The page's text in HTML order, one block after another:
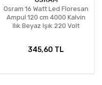
Osram 16 Watt Led Floresan
Ampul 120 cm 4000 Kalvin
Ilık Beyaz Işık 220 Volt
345,60 TL